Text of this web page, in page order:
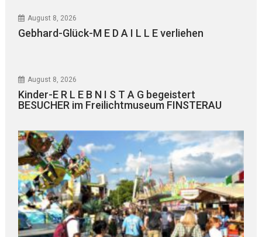
August 8, 2026
Gebhard-Glück-M E D A I L L E verliehen
August 8, 2026
Kinder-E R L E B N I S T A G begeistert
BESUCHER im Freilichtmuseum FINSTERAU